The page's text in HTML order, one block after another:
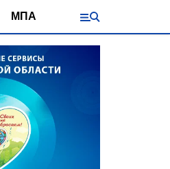
МПА